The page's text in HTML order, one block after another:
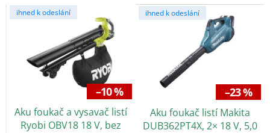
k
V
ý
ihned k odeslání
–10 %
Aku foukač a vysavač listí
Ryobi OBV18 18 V, bez
ihned k odeslání
–23 %
Aku foukač listí Makita
DUB362PT4X, 2× 18 V, 5,0